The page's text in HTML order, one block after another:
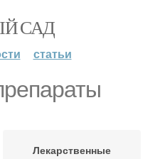
САД
статьи
Лекарственные